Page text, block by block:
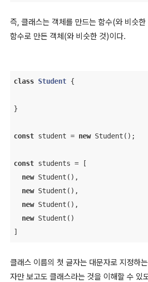
즉, 클래스는 객체를 만드는 함수(와 비슷
함수로 만든 객체(와 비슷한 것)이다.
class Student {
}
const student = new Student();
const students = [
new Student(),
new Student(),
new Student(),
new Student()
]
클래스 이름의 첫 글자는 대문자로 지정하
자만 보고도 클래스라는 것을 이해할 수 있